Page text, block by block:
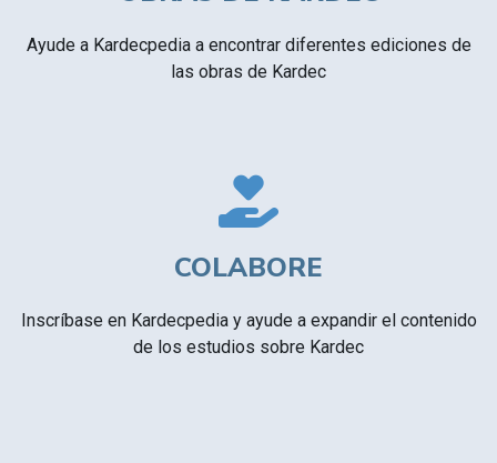
Ayude a Kardecpedia a encontrar diferentes ediciones de
las obras de Kardec
COLABORE
Inscríbase en Kardecpedia y ayude a expandir el contenido
de los estudios sobre Kardec